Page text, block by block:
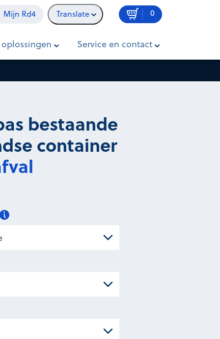
Mijn Rd4 Translate 0
Service en contact
Prijs op aanvraag In winkelwagen
bestaande
container